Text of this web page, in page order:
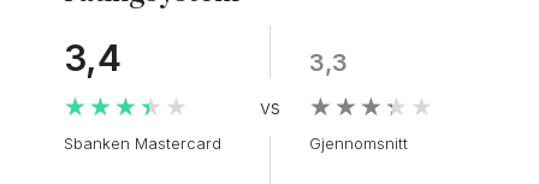
3,4
★★★★★
★★★★★
Sbanken Mastercard
3,3
★★★★★
★★★★★
Gjennomsnitt